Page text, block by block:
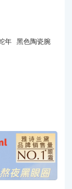
年
黑色陶瓷腕